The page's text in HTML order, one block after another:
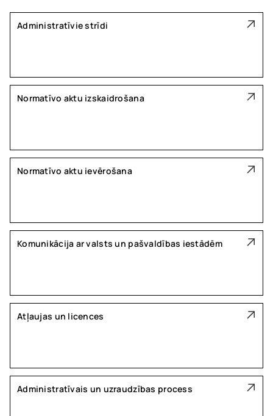
Administratīvie strīdi
Normatīvo aktu izskaidrošana
Normatīvo aktu ievērošana
Komunikācija ar valsts un pašvaldības iestādēm
Atļaujas un licences
Administratīvais un uzraudzības process